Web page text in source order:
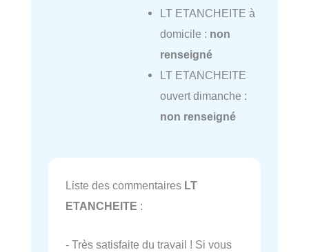
LT ETANCHEITE à
domicile : non
renseigné
LT ETANCHEITE
ouvert dimanche :
non renseigné
Liste des commentaires LT
ETANCHEITE :
- Très satisfaite du travail ! Si vous